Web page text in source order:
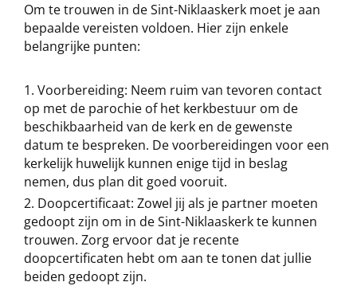
Om te trouwen in de Sint-Niklaaskerk moet je aan
bepaalde vereisten voldoen. Hier zijn enkele
belangrijke punten:
Voorbereiding: Neem ruim van tevoren contact
op met de parochie of het kerkbestuur om de
beschikbaarheid van de kerk en de gewenste
datum te bespreken. De voorbereidingen voor een
kerkelijk huwelijk kunnen enige tijd in beslag
nemen, dus plan dit goed vooruit.
Doopcertificaat: Zowel jij als je partner moeten
gedoopt zijn om in de Sint-Niklaaskerk te kunnen
trouwen. Zorg ervoor dat je recente
doopcertificaten hebt om aan te tonen dat jullie
beiden gedoopt zijn.